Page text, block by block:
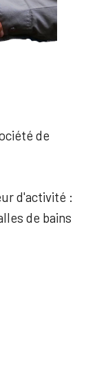
de
d'activité :
de bains